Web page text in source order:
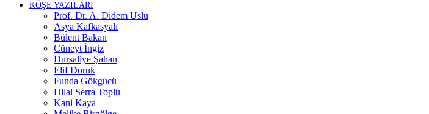
KÖŞE YAZILARI
Prof. Dr. A. Didem Uslu
Asya Kafkasyalı
Bülent Bakan
Cüneyt İngiz
Dursaliye Şahan
Elif Doruk
Funda Gökgücü
Hilal Serra Toplu
Kani Kaya